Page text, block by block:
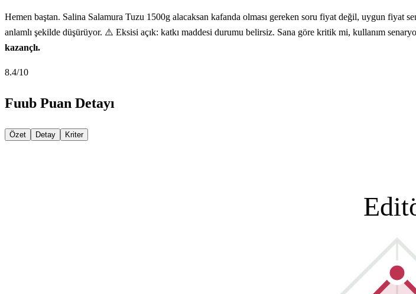
Hemen baştan. Salina Salamura Tuzu 1500g alacaksan kafanda olması gereken soru fiyat değil, uygun fiyat
anlamlı şekilde düşürüyor. ⚠️ Eksisi açık: katkı maddesi durumu belirsiz. Sana göre kritik mi, kullanım
kazançlı.
8.4/10
Fuub Puan Detayı
Özet Detay Kriter